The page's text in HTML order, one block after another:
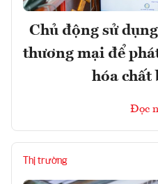
Chủ động sử
thương mại để
hóa chất
Đọc
Thị trường